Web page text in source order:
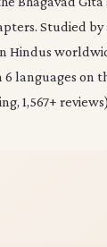
Studied by
Hindus
6 languages on
1,567+